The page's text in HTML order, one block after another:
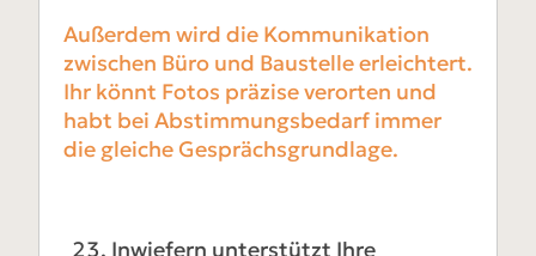
Außerdem wird die Kommunikation
zwischen Büro und Baustelle erleichtert.
Ihr könnt Fotos präzise verorten und
habt bei Abstimmungsbedarf immer
die gleiche Gesprächsgrundlage.
Inwiefern unterstützt Ihre